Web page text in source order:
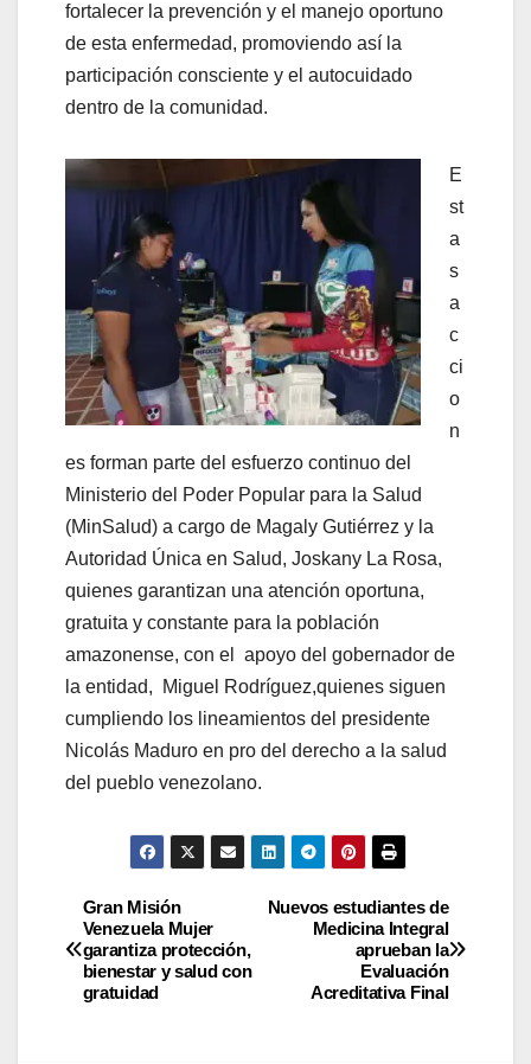
fortalecer la prevención y el manejo oportuno
de esta enfermedad, promoviendo así la
participación consciente y el autocuidado
dentro de la comunidad.
‎E
st
a
s
a
c
ci
o
n
es forman parte del esfuerzo continuo del
Ministerio del Poder Popular para la Salud
(MinSalud) a cargo de Magaly Gutiérrez y la
Autoridad Única en Salud, Joskany La Rosa,
quienes garantizan una atención oportuna,
gratuita y constante para la población
amazonense, con el apoyo del gobernador de
la entidad, Miguel Rodríguez,quienes siguen
cumpliendo los lineamientos del presidente
Nicolás Maduro en pro del derecho a la salud
del pueblo venezolano.
Nuevos estudiantes de
Medicina Integral
aprueban la
Evaluación
Acreditativa Final
Gran Misión
Venezuela Mujer
garantiza protección,
bienestar y salud con
gratuidad